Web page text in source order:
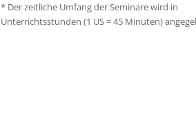
* Der zeitliche Umfang der Seminare wird in
Unterrichtsstunden (1 US = 45 Minuten)